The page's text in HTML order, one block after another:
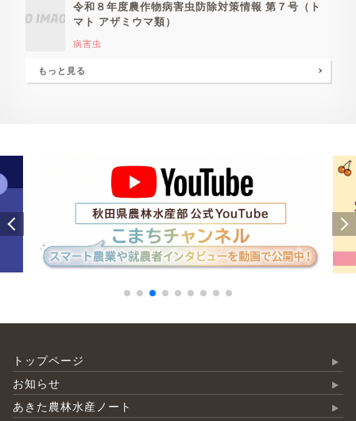
令和８年度農作物病害虫防除対策情報 第７号（ト
マト アザミウマ類）
病害虫
もっと見る
トップページ
お知らせ
あきた農林水産ノート